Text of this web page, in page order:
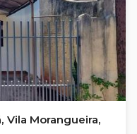
Vila Morangueira,